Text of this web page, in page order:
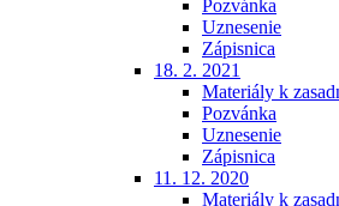
Pozvánka
Uznesenie
Zápisnica
18. 2. 2021
Materiály k
Pozvánka
Uznesenie
Zápisnica
11. 12. 2020
Materiály k